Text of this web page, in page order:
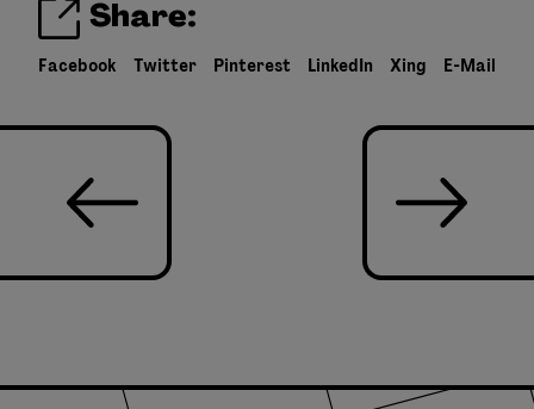
Share:
Facebook Twitter Pinterest LinkedIn Xing E-Mail